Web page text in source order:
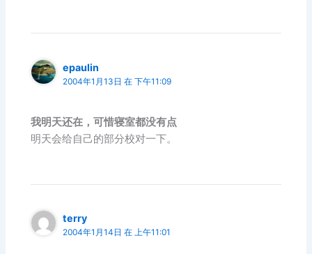
epaulin
2004年1月13日 在 下午11:09
我明天还在，可惜寝室都没有点
明天会给自己的部分校对一下。
terry
2004年1月14日 在 上午11:01